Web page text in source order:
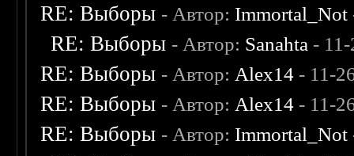
RE: Выборы - Автор: Immortal_Not
RE: Выборы - Автор: Sanahta -
RE: Выборы - Автор: Alex14 - 11-
RE: Выборы - Автор: Alex14 - 11-
RE: Выборы - Автор: Immortal_Not